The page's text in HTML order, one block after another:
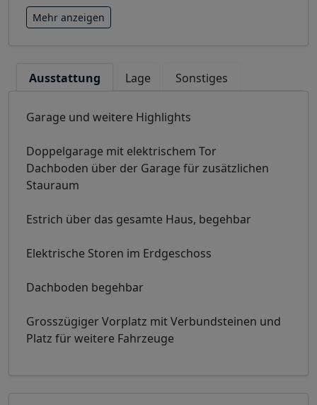
Mehr anzeigen
Ausstattung Lage Sonstiges
Garage und weitere Highlights
Doppelgarage mit elektrischem Tor
Dachboden über der Garage für zusätzlichen
Stauraum
Estrich über das gesamte Haus, begehbar
Elektrische Storen im Erdgeschoss
Dachboden begehbar
Grosszügiger Vorplatz mit Verbundsteinen und
Platz für weitere Fahrzeuge